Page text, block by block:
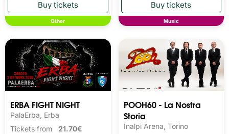
Other Music
ERBA FIGHT NIGHT
PalaErba, Erba
Tickets from 21.70€
POOH60 - La Nostra
Storia
Inalpi Arena, Torino